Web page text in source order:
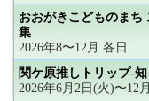
おおがきこどものまち
集
2026年8〜12月 各日
関ケ原推しトリップ-
2026年6月2日(火)〜12